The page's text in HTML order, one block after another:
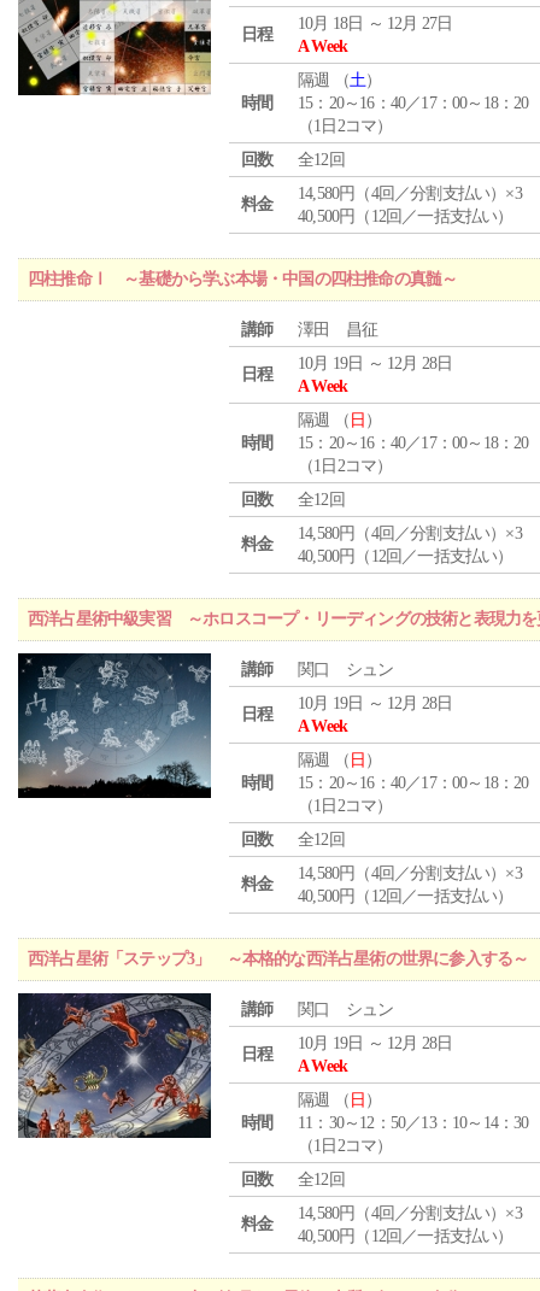
日程
10月 18日 ～ 12月 27日
A Week
時間
隔週 （土）
15：20～16：40／17：00～18：20
（1日2コマ）
回数
全12回
料金
14,580円（4回／分割支払い）×3
40,500円（12回／一括支払い）
四柱推命Ⅰ ～基礎から学ぶ本場・中国の四柱推命の真髄～
講師 澤田 昌征
日程
10月 19日 ～ 12月 28日
A Week
時間
隔週 （ 日 ）
15：20～16：40／17：00～18：20
（1日2コマ）
回数
全12回
料金
14,580円（4回／分割支払い）×3
40,500円（12回／一括支払い）
西洋占星術中級実習 ～ホロスコープ・リーディングの技術と表現力
講師 関口 シュン
日程
10月 19日 ～ 12月 28日
A Week
時間
隔週 （ 日 ）
15：20～16：40／17：00～18：20
（1日2コマ）
回数
全12回
料金
14,580円（4回／分割支払い）×3
40,500円（12回／一括支払い）
西洋占星術「ステップ3」 ～本格的な西洋占星術の世界に参入する～
講師 関口 シュン
日程
10月 19日 ～ 12月 28日
A Week
時間
隔週 （ 日 ）
11：30～12：50／13：10～14：30
（1日2コマ）
回数
全12回
料金
14,580円（4回／分割支払い）×3
40,500円（12回／一括支払い）